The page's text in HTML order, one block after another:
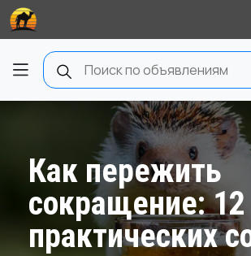
Как пережить
сокращение: 12
практических